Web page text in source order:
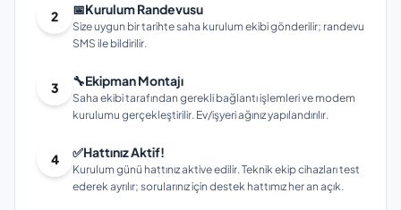
2 📅Kurulum Randevusu
Size uygun bir tarihte saha kurulum ekibi gönderilir; randevu
SMS ile bildirilir.
3 🔧Ekipman Montajı
Saha ekibi tarafından gerekli bağlantı işlemleri ve modem
kurulumu gerçekleştirilir. Ev/işyeri ağınız yapılandırılır.
4 ✅Hattınız Aktif!
Kurulum günü hattınız aktive edilir. Teknik ekip cihazları test
ederek ayrılır; sorularınız için destek hattımız her an açık.